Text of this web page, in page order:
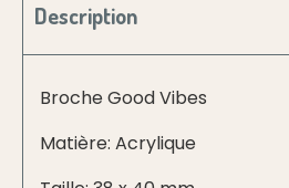
Description
Broche Good Vibes
Matière: Acrylique